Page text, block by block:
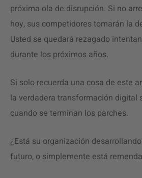
próxima ola de disrupción. Si no
hoy, sus competidores tomarán la
Usted se quedará rezagado
durante los próximos años.
Si solo recuerda una cosa de este
la verdadera transformación digital
cuando se terminan los parches.
¿Está su organización
futuro, o simplemente está